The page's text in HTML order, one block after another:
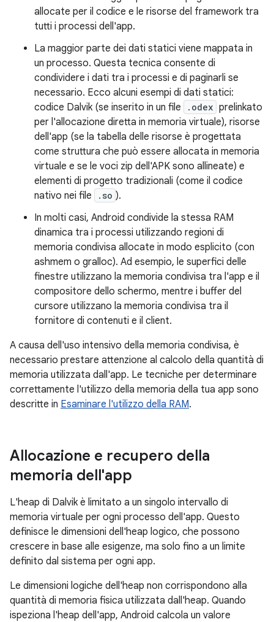
allocate per il codice e le risorse del framework tra
tutti i processi dell'app.
La maggior parte dei dati statici viene mappata in
un processo. Questa tecnica consente di
condividere i dati tra i processi e di paginarli se
necessario. Ecco alcuni esempi di dati statici:
codice Dalvik (se inserito in un file
.odex prelinkato
per l'allocazione diretta in memoria virtuale), risorse
dell'app (se la tabella delle risorse è progettata
come struttura che può essere allocata in memoria
virtuale e se le voci zip dell'APK sono allineate) e
elementi di progetto tradizionali (come il codice
nativo nei file
.so ).
In molti casi, Android condivide la stessa RAM
dinamica tra i processi utilizzando regioni di
memoria condivisa allocate in modo esplicito (con
ashmem o gralloc). Ad esempio, le superfici delle
finestre utilizzano la memoria condivisa tra l'app e il
compositore dello schermo, mentre i buffer del
cursore utilizzano la memoria condivisa tra il
fornitore di contenuti e il client.
A causa dell'uso intensivo della memoria condivisa, è
necessario prestare attenzione al calcolo della quantità di
memoria utilizzata dall'app. Le tecniche per determinare
correttamente l'utilizzo della memoria della tua app sono
descritte in Esaminare l'utilizzo della RAM.
Allocazione e recupero della
memoria dell'app
L'heap di Dalvik è limitato a un singolo intervallo di
memoria virtuale per ogni processo dell'app. Questo
definisce le dimensioni dell'heap logico, che possono
crescere in base alle esigenze, ma solo fino a un limite
definito dal sistema per ogni app.
Le dimensioni logiche dell'heap non corrispondono alla
quantità di memoria fisica utilizzata dall'heap. Quando
ispeziona l'heap dell'app, Android calcola un valore